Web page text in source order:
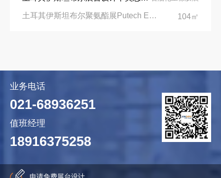
土耳其伊斯坦布尔聚氨酯展Putech Eurasia|土耳其国际会展中心 104㎡
业务电话
021-68936251
值班经理
18916375258